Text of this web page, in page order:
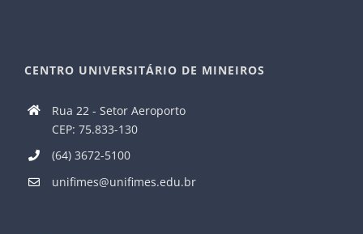
CENTRO UNIVERSITÁRIO DE MINEIROS
Rua 22 - Setor Aeroporto
CEP: 75.833-130
(64) 3672-5100
unifimes@unifimes.edu.br